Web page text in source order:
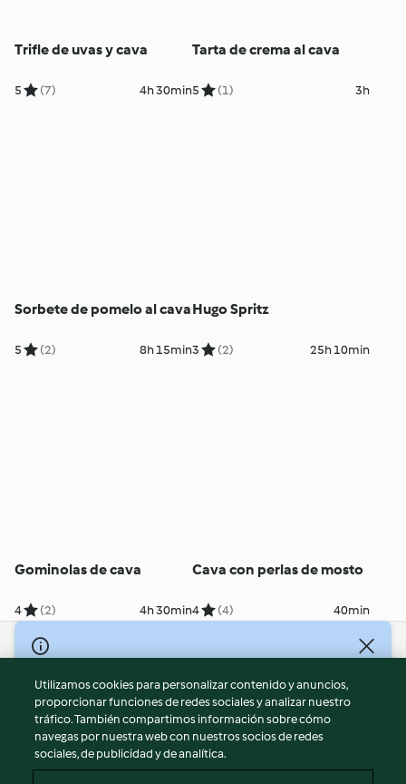
Trifle de uvas y cava
5 (7) 4h 30min
Tarta de crema al cava
5 (1) 3h
Sorbete de pomelo al cava
5 (2) 8h 15min
Hugo Spritz
3 (2) 25h 10min
Gominolas de cava
4 (2) 4h 30min
Cava con perlas de mosto
4 (4) 40min
© Copyright 2026
Términos de uso
Política de privacidad
Aviso legal
Información legal
Utilizamos cookies para personalizar contenido y anuncios,
proporcionar funciones de redes sociales y analizar nuestro
tráfico. También compartimos información sobre cómo
navegas por nuestra web con nuestros socios de redes
sociales, de publicidad y de analítica.